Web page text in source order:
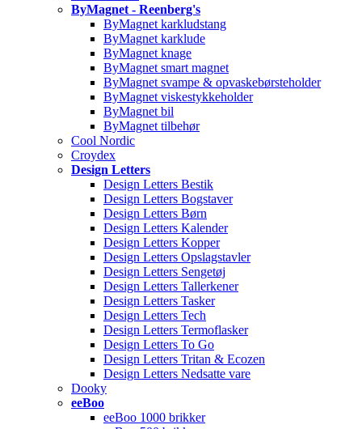
ByMagnet - Reenberg's
ByMagnet karkludstang
ByMagnet karklude
ByMagnet knage
ByMagnet smart magnet
ByMagnet svampe & opvaskebørsteholder
ByMagnet viskestykkeholder
ByMagnet bil
ByMagnet tilbehør
Cool Nordic
Croydex
Design Letters
Design Letters Bestik
Design Letters Bogstaver
Design Letters Børn
Design Letters Kalender
Design Letters Kopper
Design Letters Opslagstavler
Design Letters Sengetøj
Design Letters Tallerkener
Design Letters Tasker
Design Letters Tech
Design Letters Termoflasker
Design Letters To Go
Design Letters Tritan & Ecozen
Design Letters Nedsatte vare
Dooky
eeBoo
eeBoo 1000 brikker